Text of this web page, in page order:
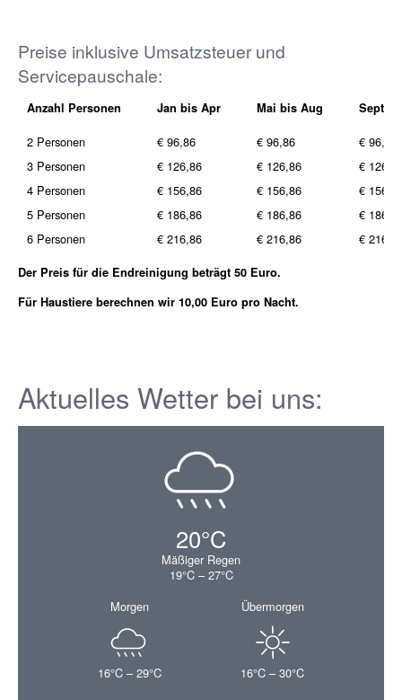
Preise inklusive Umsatzsteuer und
Servicepauschale:
Anzahl Personen Jan bis Apr Mai bis Aug Sept
2 Personen € 96,86 € 96,86
€ 96,86
3 Personen
€ 126,86 € 126,86
€
4 Personen
€ 156,86 € 156,86
€
5 Personen
€ 186,86 € 186,86
€
6 Personen
€ 216,86 € 216,86 €
Der Preis für die Endreinigung beträgt 50 Euro.
Für Haustiere berechnen wir 10,00 Euro pro Nacht.
Aktuelles Wetter bei uns:
20°C
Mäßiger Regen
19°C – 27°C
Morgen
16°C – 29°C
Übermorgen
16°C – 30°C